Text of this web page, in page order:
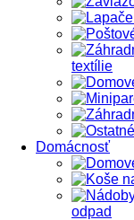
textílie
Domácnosť
odpad